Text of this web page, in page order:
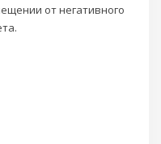
от негативного